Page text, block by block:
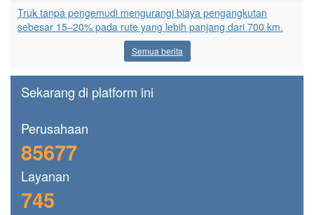
Truk tanpa pengemudi mengurangi biaya pengangkutan
sebesar 15–20% pada rute yang lebih panjang dari 700 km.
Semua berita
Sekarang di platform ini
Perusahaan
85677
Layanan
745